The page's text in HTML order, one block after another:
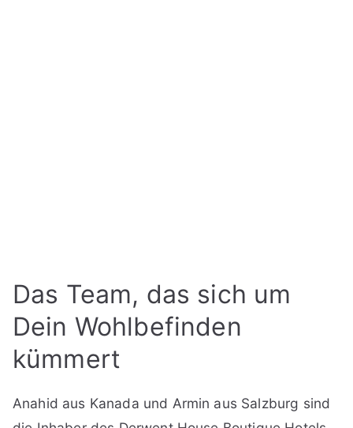
Das Team, das sich um
Dein Wohlbefinden
kümmert
Anahid aus Kanada und Armin aus Salzburg sind